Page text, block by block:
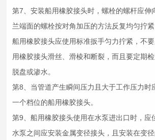
第7、安装船用橡胶接头时，螺栓的螺杆应伸
兰端面的螺栓按对角加压的方法反复均匀拧
船用橡胶接头应使用标准扳手匀力拧紧，不
用橡胶接头滑丝、滑棱和断裂，而且要定期
脱盘或渗水。
第8、当管道产生瞬间压力且大于工作压力时
一个档位的船用橡胶接头。
第9、船用橡胶接头使用在水泵进出口时，应
水泵之间应安装金属变径接头，且安装在变径